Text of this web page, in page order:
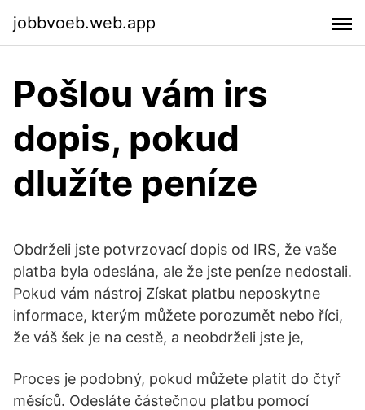
jobbvoeb.web.app
Pošlou vám irs
dopis, pokud
dlužíte peníze
Obdrželi jste potvrzovací dopis od IRS, že vaše
platba byla odeslána, ale že jste peníze nedostali.
Pokud vám nástroj Získat platbu neposkytne
informace, kterým můžete porozumět nebo říci,
že váš šek je na cestě, a neobdrželi jste je,
Proces je podobný, pokud můžete platit do čtyř
měsíců. Odesláte částečnou platbu pomocí